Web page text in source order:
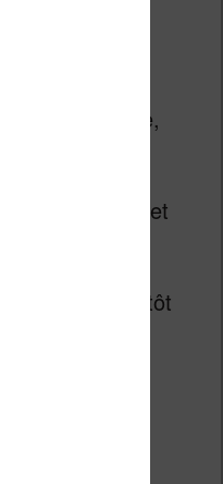
?
intermédiaire,
la
bancales et
sont
un peu
au propre plutôt
un brouillon